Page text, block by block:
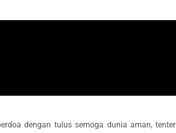
dengan tulus semoga dunia aman,